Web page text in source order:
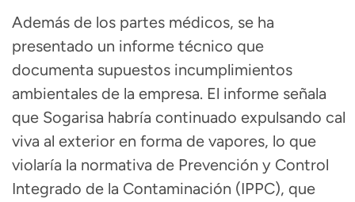
Además de los partes médicos, se ha
presentado un informe técnico que
documenta supuestos incumplimientos
ambientales de la empresa. El informe señala
que Sogarisa habría continuado expulsando cal
viva al exterior en forma de vapores, lo que
violaría la normativa de Prevención y Control
Integrado de la Contaminación (IPPC), que